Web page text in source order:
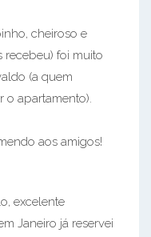
cheiroso e
recebeu) foi muito
(a quem
o apartamento).
aos amigos!
excelente
Janeiro já reservei